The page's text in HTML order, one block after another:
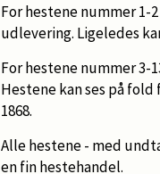
For hestene nummer 1-
udlevering. Ligeledes
For hestene nummer 3-
Hestene kan ses på fold
1868.
Alle hestene - med
en fin hestehandel.